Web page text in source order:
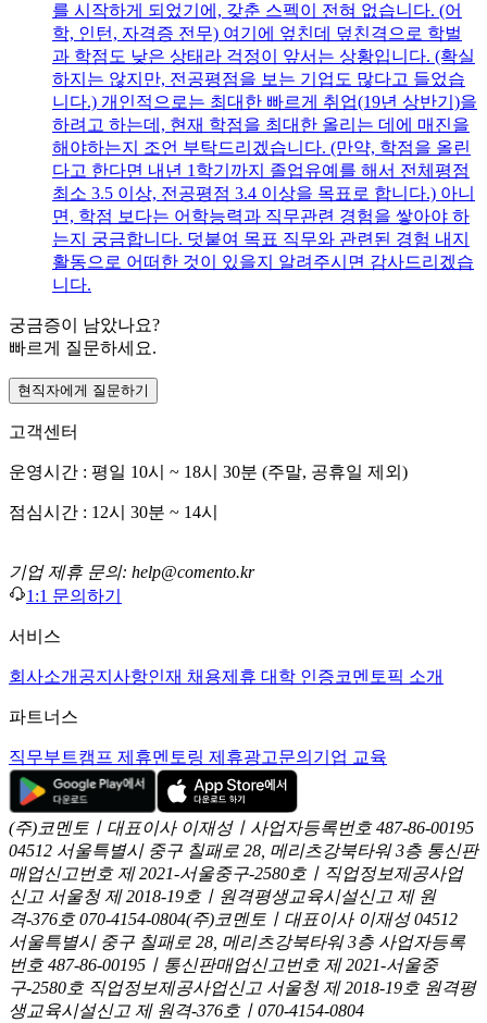
를 시작하게 되었기에, 갖춘 스펙이 전혀 없습니다. (어
학, 인턴, 자격증 전무) 여기에 엎친데 덮친격으로 학벌
과 학점도 낮은 상태라 걱정이 앞서는 상황입니다. (확실
하지는 않지만, 전공평점을 보는 기업도 많다고 들었습
니다.) 개인적으로는 최대한 빠르게 취업(19년 상반기)을
하려고 하는데, 현재 학점을 최대한 올리는 데에 매진을
해야하는지 조언 부탁드리겠습니다. (만약, 학점을 올린
다고 한다면 내년 1학기까지 졸업유예를 해서 전체평점
최소 3.5 이상, 전공평점 3.4 이상을 목표로 합니다.) 아니
면, 학점 보다는 어학능력과 직무관련 경험을 쌓아야 하
는지 궁금합니다. 덧붙여 목표 직무와 관련된 경험 내지
활동으로 어떠한 것이 있을지 알려주시면 감사드리겠습
니다.
궁금증이 남았나요?
빠르게 질문하세요.
현직자에게 질문하기
고객센터
운영시간 : 평일 10시 ~ 18시 30분 (주말, 공휴일 제외)
점심시간 : 12시 30분 ~ 14시
기업 제휴 문의: help@comento.kr
1:1 문의하기
서비스
회사소개 공지사항인재 채용제휴 대학 인증코멘토픽 소개
파트너스
직무부트캠프 제휴멘토링 제휴광고문의 기업 교육
(주)코멘토ㅣ대표이사 이재성ㅣ사업자등록번호 487-86-00195
04512 서울특별시 중구 칠패로 28, 메리츠강북타워 3층 통신판
매업신고번호 제 2021-서울중구-2580호ㅣ직업정보제공사업
신고 서울청 제 2018-19호ㅣ원격평생교육시설신고 제 원
격-376호 070-4154-0804(주)코멘토ㅣ대표이사 이재성 04512
서울특별시 중구 칠패로 28, 메리츠강북타워 3층 사업자등록
번호 487-86-00195ㅣ통신판매업신고번호 제 2021-서울중
구-2580호 직업정보제공사업신고 서울청 제 2018-19호 원격평
생교육시설신고 제 원격-376호ㅣ070-4154-0804